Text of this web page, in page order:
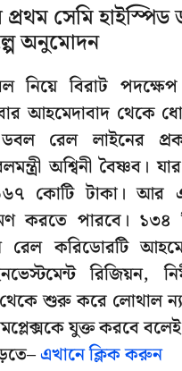
সেমি
অনুমোদন
নিয়ে বিরাট পদক্ষেপ
আহমেদাবাদ থেকে
ডবল রেল লাইনের
অশ্বিনী বৈষ্ণব।
কোটি টাকা। আর
করতে পারবে। ১৩৪
করিডোরটি
রিজিয়ন,
থেকে শুরু করে লোথাল
যুক্ত করবে
এখানে ক্লিক করুন